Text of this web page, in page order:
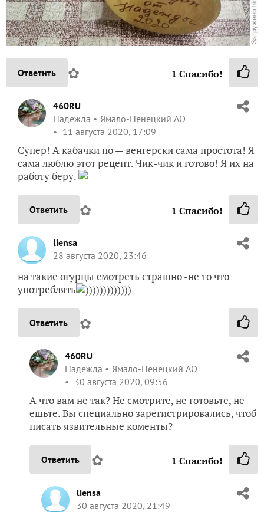
Ответить ✿ 1 Спасибо!
460RU
Надежда
Ямало-Ненецкий АО
11 августа 2020, 17:09
Супер! А кабачки по — венгерски сама простота! Я
сама люблю этот рецепт. Чик-чик и готово! Я их на
работу беру.
Ответить ✿ 1 Спасибо!
liensa
28 августа 2020, 23:46
на такие огурцы смотреть страшно -не то что
употреблять
)))))))))))))
Ответить ✿
460RU
Надежда
Ямало-Ненецкий АО
30 августа 2020, 09:56
А что вам не так? Не смотрите, не готовьте, не
ешьте. Вы специально зарегистрировались, чтоб
писать язвительные коменты?
Ответить ✿ 1 Спасибо!
liensa
30 августа 2020, 21:49